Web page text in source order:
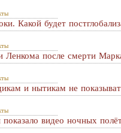
Какой будет
Ленкома после смерти
и нытикам не
видео ночных